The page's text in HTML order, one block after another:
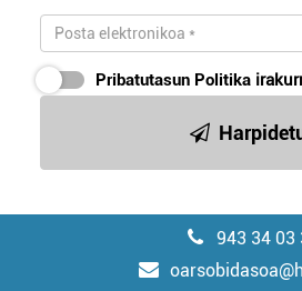
Pribatutasun Politika
943 34 03